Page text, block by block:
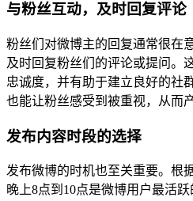
与粉丝互动，及时回复评论
粉丝们对微博主的回复通常很在
及时回复粉丝们的评论或提问。
忠诚度，并有助于建立良好的社
也能让粉丝感受到被重视，从而
发布内容时段的选择
发布微博的时机也至关重要。根
晚上8点到10点是微博用户最活